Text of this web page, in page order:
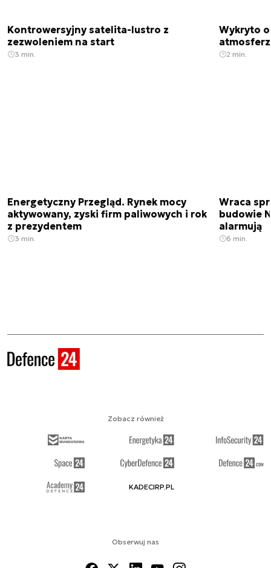
Kontrowersyjny satelita-lustro z
zezwoleniem na start
3 min.
Wykryto
2 min.
Energetyczny Przegląd. Rynek mocy
aktywowany, zyski firm paliwowych i rok
z prezydentem
3 min.
Wraca
budowie
alarmują
6 min.
Obserwuj nas
Zobacz również
KADECIRP.PL